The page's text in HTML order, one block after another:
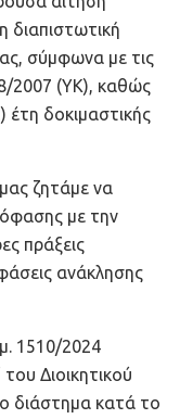
διαπιστωτική
σύμφωνα με τις
2007 (ΥΚ), καθώς
έτη δοκιμαστικής
ζητάμε να
με την
πράξεις
ανάκλησης
1510/2024
Διοικητικού
διάστημα κατά το